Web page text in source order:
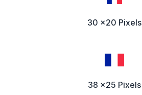
30 x20 Pixels
38 x25 Pixels